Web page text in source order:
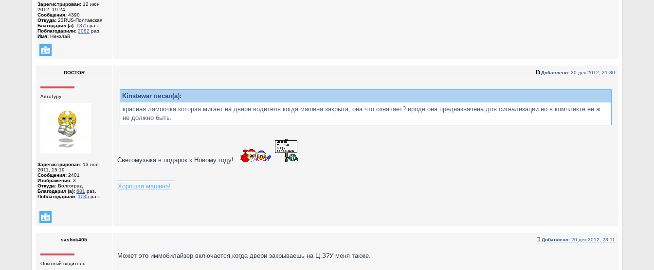
Зарегистрирован: 12 июн
2012, 19:24
Сообщения: 4390
Откуда: 23RUS-Полтавская
Благодарил (а): 1875 раз.
Поблагодарили: 2082 раз.
Имя: Николай
DOCTOR Добавлено: 20 дек 2012, 21:30
АвтоГуру
Зарегистрирован: 13 ноя
2011, 15:19
Сообщения: 2401
Изображения: 3
Откуда: Волгоград
Благодарил (а): 681 раз.
Поблагодарили: 1185 раз.
Kinstewar писал(а):
красная лампочка которая мигает на двери водителя когда машина закрыта, она что означает? вроде она предназначена для сигнализации но в комплекте ее ж
не должно быть.
Светомузыка в подарок к Новому году!
Хорошая машина!
sashok405 Добавлено: 20 дек 2012, 23:11
Опытный водитель
Может это иммобилайзер включается,когда двери закрываешь на Ц.З?У меня также.